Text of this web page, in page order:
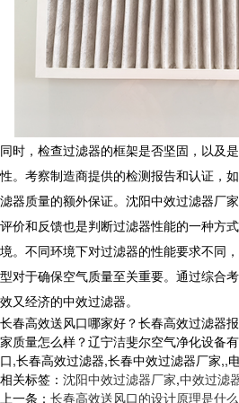
同时，检查过滤器的框架是否坚固，以及
性。考察制造商提供的检测报告和认证，
滤器质量的额外保证。沈阳中效过滤器厂
评价和反馈也是判断过滤器性能的一种方
境。不同环境下对过滤器的性能要求不同
型对于确保空气质量至关重要。通过综合
效又经济的中效过滤器。
长春高效送风口哪家好？长春高效过滤器
家质量怎么样？辽宁洁斐尔空气净化设备
口,长春高效过滤器,长春中效过滤器厂家,,
相关标签： 沈阳中效过滤器厂家,中效过滤
上一条： 长春高效送风口的设计原理是什